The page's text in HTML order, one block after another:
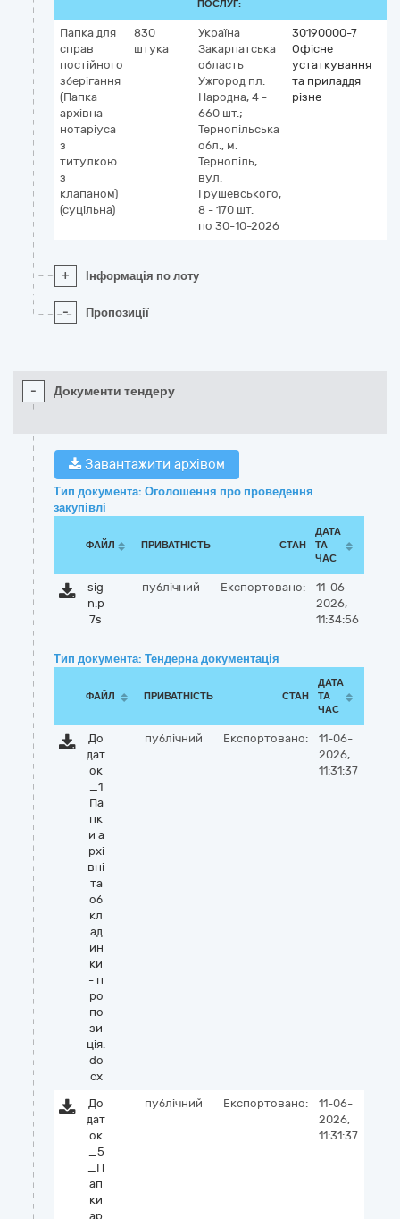
ПОСЛУГ:
Папка для
справ
постійного
зберігання
(Папка
архівна
нотаріуса
з
титулкою
з
клапаном)
(суцільна)
830
штука
Україна
Закарпатська
область
Ужгород пл.
Народна, 4 -
660 шт.;
Тернопільська
обл., м.
Тернопіль,
вул.
Грушевського,
8 - 170 шт.
по 30-10-2026
30190000-7
Офісне
устаткування
та приладдя
різне
+ Інформація по лоту
- Пропозиції
- Документи тендеру
Завантажити архівом
Тип документа: Оголошення про проведення
закупівлі
ФАЙЛ ПРИВАТНІСТЬ СТАН
ДАТА
ТА
ЧАС
sig
n.p
7s
публічний Експортовано:
11-06-
2026,
11:34:56
Тип документа: Тендерна документація
ФАЙЛ ПРИВАТНІСТЬ СТАН
ДАТА
ТА
ЧАС
До
дат
ок
_1
Па
пк
и а
рхі
вні
та
об
кл
ад
ин
ки
- п
ро
по
зи
ція.
do
cx
публічний Експортовано:
11-06-
2026,
11:31:37
До
дат
ок
_5
_П
ап
ки
ар
публічний Експортовано:
11-06-
2026,
11:31:37